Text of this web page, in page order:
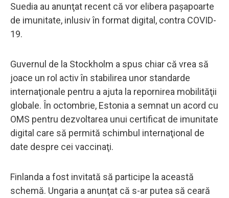
Suedia au anunţat recent că vor elibera paşapoarte
de imunitate, inlusiv în format digital, contra COVID-
19.
Guvernul de la Stockholm a spus chiar că vrea să
joace un rol activ în stabilirea unor standarde
internaţionale pentru a ajuta la repornirea mobilităţii
globale. În octombrie, Estonia a semnat un acord cu
OMS pentru dezvoltarea unui certificat de imunitate
digital care să permită schimbul internaţional de
date despre cei vaccinaţi.
Finlanda a fost invitată să participe la această
schemă. Ungaria a anunţat că s-ar putea să ceară